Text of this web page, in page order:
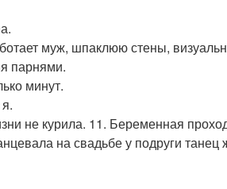
муж, шпаклюю стены,
парнями.
минут.
не курила. 11. Беременная
на свадьбе у подруги